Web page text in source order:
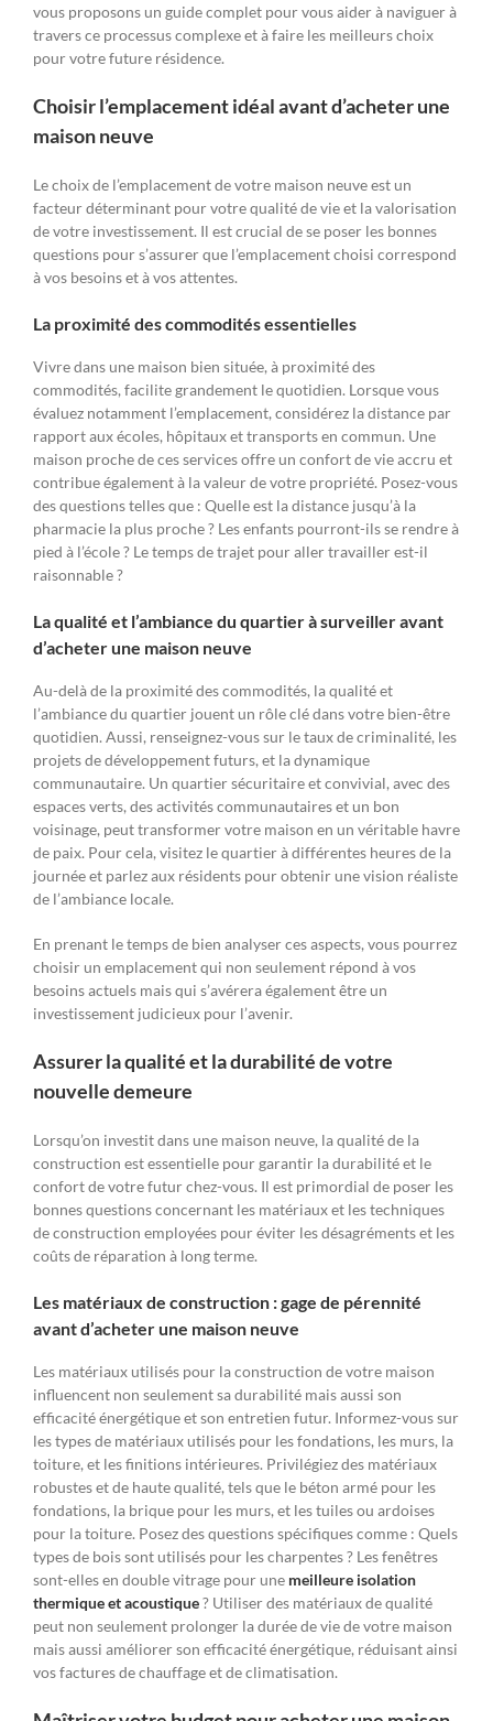
vous proposons un guide complet pour vous aider à naviguer à
travers ce processus complexe et à faire les meilleurs choix
pour votre future résidence.
Choisir l’emplacement idéal avant d’acheter une
maison neuve
Le choix de l’emplacement de votre maison neuve est un
facteur déterminant pour votre qualité de vie et la valorisation
de votre investissement. Il est crucial de se poser les bonnes
questions pour s’assurer que l’emplacement choisi correspond
à vos besoins et à vos attentes.
La proximité des commodités essentielles
Vivre dans une maison bien située, à proximité des
commodités, facilite grandement le quotidien. Lorsque vous
évaluez notamment l’emplacement, considérez la distance par
rapport aux écoles, hôpitaux et transports en commun. Une
maison proche de ces services offre un confort de vie accru et
contribue également à la valeur de votre propriété. Posez-vous
des questions telles que : Quelle est la distance jusqu’à la
pharmacie la plus proche ? Les enfants pourront-ils se rendre à
pied à l’école ? Le temps de trajet pour aller travailler est-il
raisonnable ?
La qualité et l’ambiance du quartier à surveiller avant
d’acheter une maison neuve
Au-delà de la proximité des commodités, la qualité et
l’ambiance du quartier jouent un rôle clé dans votre bien-être
quotidien. Aussi, renseignez-vous sur le taux de criminalité, les
projets de développement futurs, et la dynamique
communautaire. Un quartier sécuritaire et convivial, avec des
espaces verts, des activités communautaires et un bon
voisinage, peut transformer votre maison en un véritable havre
de paix. Pour cela, visitez le quartier à différentes heures de la
journée et parlez aux résidents pour obtenir une vision réaliste
de l’ambiance locale.
En prenant le temps de bien analyser ces aspects, vous pourrez
choisir un emplacement qui non seulement répond à vos
besoins actuels mais qui s’avérera également être un
investissement judicieux pour l’avenir.
Assurer la qualité et la durabilité de votre
nouvelle demeure
Lorsqu’on investit dans une maison neuve, la qualité de la
construction est essentielle pour garantir la durabilité et le
confort de votre futur chez-vous. Il est primordial de poser les
bonnes questions concernant les matériaux et les techniques
de construction employées pour éviter les désagréments et les
coûts de réparation à long terme.
Les matériaux de construction : gage de pérennité
avant d’acheter une maison neuve
Les matériaux utilisés pour la construction de votre maison
influencent non seulement sa durabilité mais aussi son
efficacité énergétique et son entretien futur. Informez-vous sur
les types de matériaux utilisés pour les fondations, les murs, la
toiture, et les finitions intérieures. Privilégiez des matériaux
robustes et de haute qualité, tels que le béton armé pour les
fondations, la brique pour les murs, et les tuiles ou ardoises
pour la toiture. Posez des questions spécifiques comme : Quels
types de bois sont utilisés pour les charpentes ? Les fenêtres
sont-elles en double vitrage pour une meilleure isolation
thermique et acoustique? Utiliser des matériaux de qualité
peut non seulement prolonger la durée de vie de votre maison
mais aussi améliorer son efficacité énergétique, réduisant ainsi
vos factures de chauffage et de climatisation.